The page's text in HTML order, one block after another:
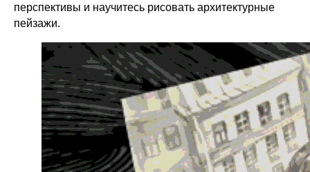
перспективы и научитесь рисовать архитектурные
пейзажи.